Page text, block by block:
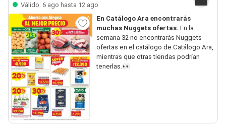
Válido: 6 ago hasta 12 ago
En Catálogo Ara encontrarás
muchas Nuggets ofertas. En la
semana 32 no encontrarás Nuggets
ofertas en el catálogo de Catálogo Ara,
mientras que otras tiendas podrían
tenerlas.👀